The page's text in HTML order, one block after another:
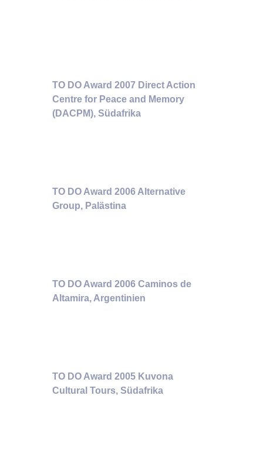
TO DO Award 2007 Direct Action
Centre for Peace and Memory
(DACPM), Südafrika
TO DO Award 2006 Alternative
Group, Palästina
TO DO Award 2006 Caminos de
Altamira, Argentinien
TO DO Award 2005 Kuvona
Cultural Tours, Südafrika